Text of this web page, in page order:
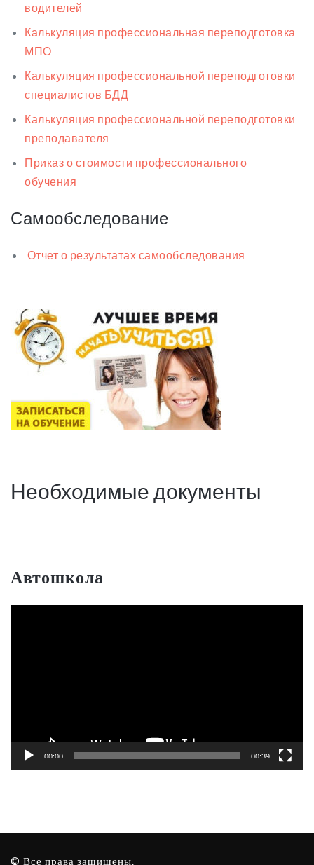
водителей
Калькуляция профессиональная переподготовка
МПО
Калькуляция профессиональной переподготовки
специалистов БДД
Калькуляция профессиональной переподготовки
преподавателя
Приказ о стоимости профессионального
обучения
Самообследование
Отчет о результатах самообследования
Необходимые документы
Автошкола
00:00 00:39
© Все права защищены.